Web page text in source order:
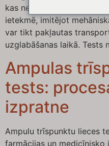
kas nepieciešams
ietekmē, imitējot
var tikt pakļautas
uzglabāšanas laikā. Tests
Ampulas
tests:
izpratne
Ampulu trīspunktu lieces
farmācijas un